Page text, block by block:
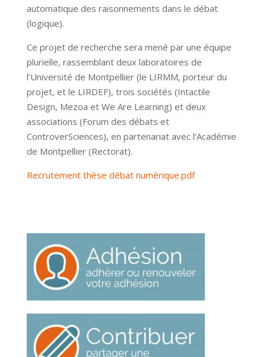
automatique des raisonnements dans le débat
(logique).
Ce projet de recherche sera mené par une équipe
plurielle, rassemblant deux laboratoires de
l’Université de Montpellier (le LIRMM, porteur du
projet, et le LIRDEF), trois sociétés (Intactile
Design, Mezoa et We Are Learning) et deux
associations (Forum des débats et
ControverSciences), en partenariat avec l’Académie
de Montpellier (Rectorat).
Recrutement thèse débat numérique.pdf